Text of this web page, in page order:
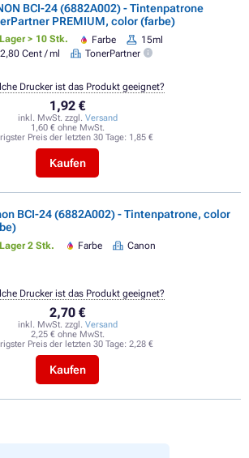
BCI-24 (6882A002) - Tintenpatrone
PREMIUM, color (farbe)
> 10 Stk. Farbe
15ml
Cent / ml
TonerPartner
1,92 €
inkl. MwSt. zzgl. Versand
1,60 € ohne MwSt.
Preis der letzten 30 Tage: 1,85 €
Kaufen
Drucker ist das Produkt geeignet?
BCI-24 (6882A002) - Tintenpatrone, color
2 Stk. Farbe Canon
2,70 €
inkl. MwSt. zzgl. Versand
2,25 € ohne MwSt.
Preis der letzten 30 Tage: 2,28 €
Kaufen
Drucker ist das Produkt geeignet?